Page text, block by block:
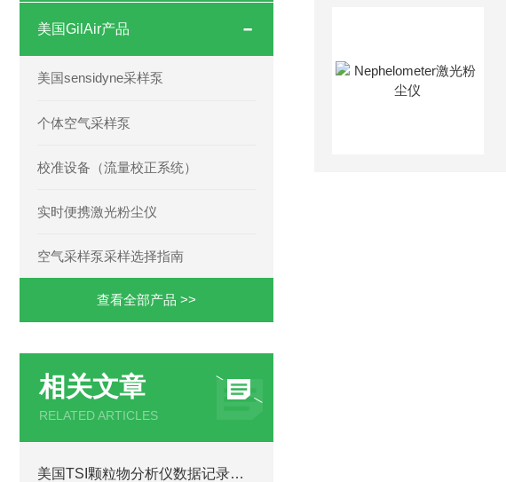
美国GilAir产品
美国sensidyne采样泵
个体空气采样泵
校准设备（流量校正系统）
实时便携激光粉尘仪
空气采样泵采样选择指南
查看全部产品 >>
相关文章
RELATED ARTICLES
美国TSI颗粒物分析仪数据记录与分析的实用技巧